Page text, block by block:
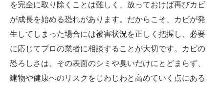
を完全に取り除くことは難しく、放っておけば再びカビ
が成長を始める恐れがあります。だからこそ、カビが発
生してしまった場合には被害状況を正しく把握し、必要
に応じてプロの業者に相談することが大切です。カビの
恐ろしさは、その表面のシミや臭いだけにとどまらず、
建物や健康へのリスクをじわじわと高めていく点にある